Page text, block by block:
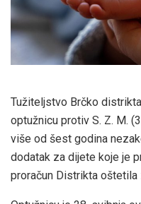
Tužiteljstvo Brčko
optužnicu protiv S. Z. M.
više od šest godina
dodatak za dijete koje je
proračun Distrikta